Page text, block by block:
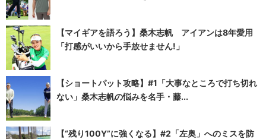
【マイギアを語ろう】桑木志帆 アイアンは8年愛用
「打感がいいから手放せません!」
【ショートパット攻略】#1「大事なところで打ち切れ
ない」桑木志帆の悩みを名手・藤...
【“残り100Y”に強くなる】#2「左奥」へのミスを防